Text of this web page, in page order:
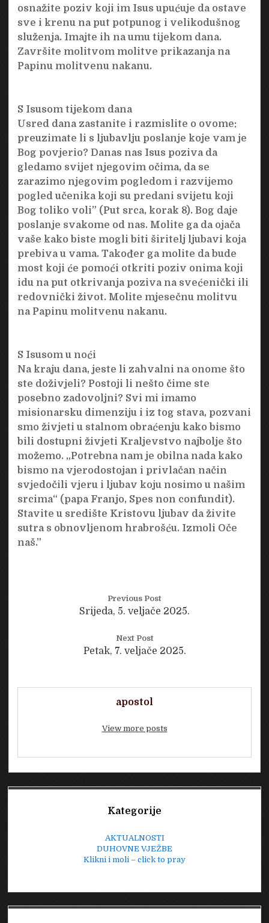
osnažite poziv koji im Isus upućuje da ostave
sve i krenu na put potpunog i velikodušnog
služenja. Imajte ih na umu tijekom dana.
Završite molitvom molitve prikazanja na
Papinu molitvenu nakanu.
S Isusom tijekom dana
Usred dana zastanite i razmislite o ovome:
preuzimate li s ljubavlju poslanje koje vam je
Bog povjerio? Danas nas Isus poziva da
gledamo svijet njegovim očima, da se
zarazimo njegovim pogledom i razvijemo
pogled učenika koji su predani svijetu koji
Bog toliko voli” (Put srca, korak 8). Bog daje
poslanje svakome od nas. Molite ga da ojača
vaše kako biste mogli biti širitelj ljubavi koja
prebiva u vama. Također ga molite da bude
most koji će pomoći otkriti poziv onima koji
idu na put otkrivanja poziva na svećenički ili
redovnički život. Molite mjesečnu molitvu
na Papinu molitvenu nakanu.
S Isusom u noći
Na kraju dana, jeste li zahvalni na onome što
ste doživjeli? Postoji li nešto čime ste
posebno zadovoljni? Svi mi imamo
misionarsku dimenziju i iz tog stava, pozvani
smo živjeti u stalnom obraćenju kako bismo
bili dostupni živjeti Kraljevstvo najbolje što
možemo. „Potrebna nam je obilna nada kako
bismo na vjerodostojan i privlačan način
svjedočili vjeru i ljubav koju nosimo u našim
srcima“ (papa Franjo, Spes non confundit).
Stavite u središte Kristovu ljubav da živite
sutra s obnovljenom hrabrošću. Izmoli Oče
naš.”
Previous Post
Srijeda, 5. veljače 2025.
Next Post
Petak, 7. veljače 2025.
apostol
View more posts
Kategorije
AKTUALNOSTI
DUHOVNE VJEŽBE
Klikni i moli – click to pray